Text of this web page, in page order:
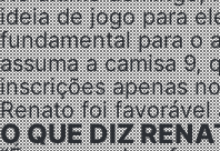
ideia de jogo para
fundamental para o
assuma a camisa 9,
inscrições apenas
Renato foi favorável
O QUE DIZ